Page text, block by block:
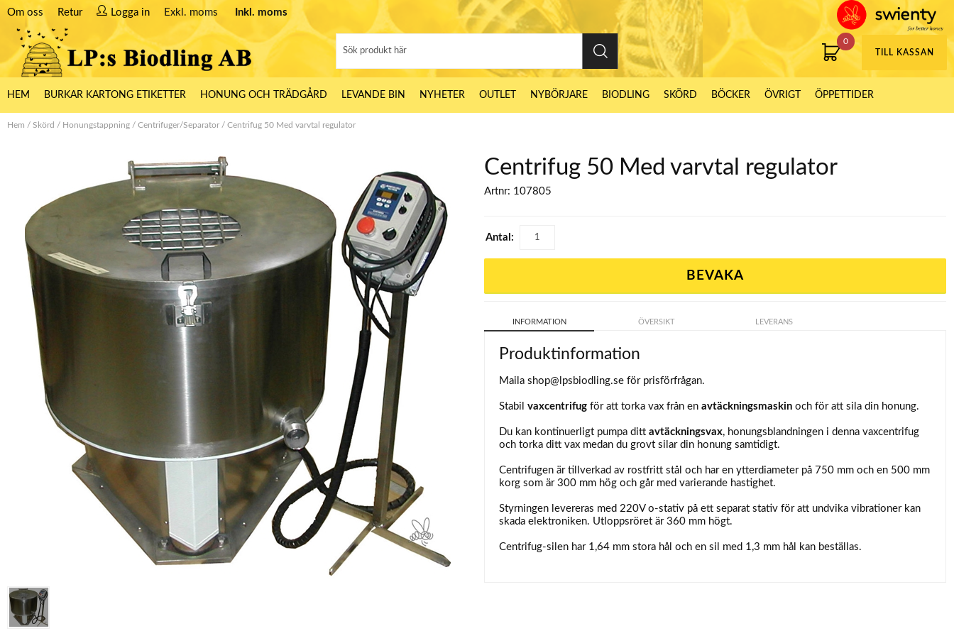
Om oss Retur Logga in Exkl. moms Inkl. moms
0
TILL KASSAN
HEM BURKAR KARTONG ETIKETTER HONUNG OCH TRÄDGÅRD LEVANDE BIN NYHETER OUTLET NYBÖRJARE BIODLING SKÖRD BÖCKER ÖVRIGT ÖPPETTIDER
Hem / Skörd / Honungstappning / Centrifuger/Separator / Centrifug 50 Med varvtal regulator
Centrifug 50 Med varvtal regulator
Artnr: 107805
Antal:
BEVAKA
INFORMATION ÖVERSIKT LEVERANS
Produktinformation
Mailashop@lpsbiodling.se för prisförfrågan.
Stabilvaxcentrifug för att torka vax från enavtäckningsmaskin och för att sila din honung.
Du kan kontinuerligt pumpa dittavtäckningsvax, honungsblandningen i denna vaxcentrifug
och torka ditt vax medan du grovt silar din honung samtidigt.
Centrifugen är tillverkad av rostfritt stål och har en ytterdiameter på 750 mm och en 500 mm
korg som är 300 mm hög och går med varierande hastighet.
Styrningen levereras med 220V o-stativ på ett separat stativ för att undvika vibrationer kan
skada elektroniken. Utloppsröret är 360 mm högt.
Centrifug-silen har 1,64 mm stora hål och en sil med 1,3 mm hål kan beställas.